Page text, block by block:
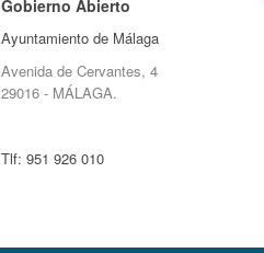
Gobierno Abierto
Ayuntamiento de Málaga
Avenida de Cervantes, 4
29016 - MÁLAGA.
Tlf: 951 926 010